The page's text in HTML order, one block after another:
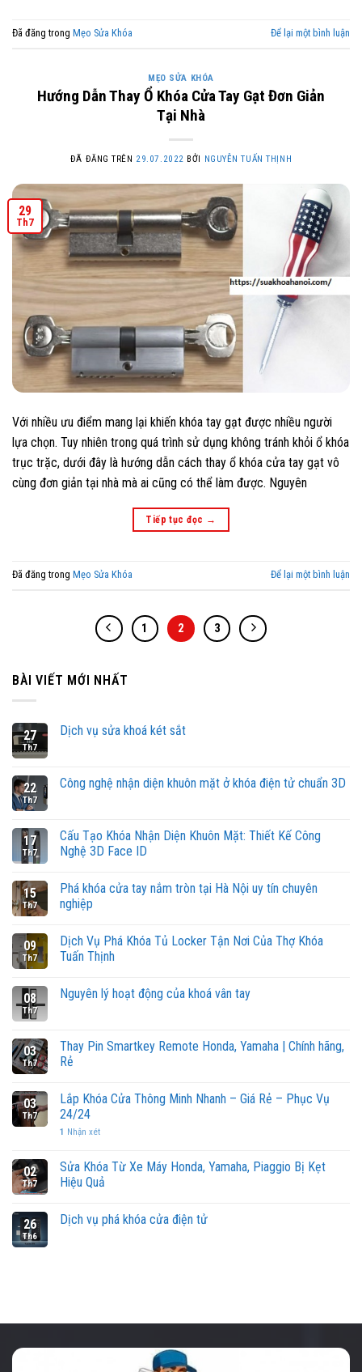
Đã đăng trong Mẹo Sửa Khóa Để lại một bình luận
MẸO SỬA KHÓA
Hướng Dẫn Thay Ổ Khóa Cửa Tay Gạt Đơn Giản
Tại Nhà
ĐÃ ĐĂNG TRÊN 29.07.2022 BỞI NGUYỄN TUẤN THỊNH
29
Th7
Với nhiều ưu điểm mang lại khiến khóa tay gạt được nhiều người
lựa chọn. Tuy nhiên trong quá trình sử dụng không tránh khỏi ổ khóa
trục trặc, dưới đây là hướng dẫn cách thay ổ khóa cửa tay gạt vô
cùng đơn giản tại nhà mà ai cũng có thể làm được. Nguyên
Tiếp tục đọc →
Đã đăng trong Mẹo Sửa Khóa Để lại một bình luận
1 2 3
BÀI VIẾT MỚI NHẤT
27
Th7
Dịch vụ sửa khoá két sắt
22
Th7
Công nghệ nhận diện khuôn mặt ở khóa điện tử chuẩn 3D
17
Th7
Cấu Tạo Khóa Nhận Diện Khuôn Mặt: Thiết Kế Công
Nghệ 3D Face ID
15
Th7
Phá khóa cửa tay nắm tròn tại Hà Nội uy tín chuyên
nghiệp
09
Th7
Dịch Vụ Phá Khóa Tủ Locker Tận Nơi Của Thợ Khóa
Tuấn Thịnh
08
Th7
Nguyên lý hoạt động của khoá vân tay
03
Th7
Thay Pin Smartkey Remote Honda, Yamaha | Chính hãng,
Rẻ
03
Th7
Lắp Khóa Cửa Thông Minh Nhanh – Giá Rẻ – Phục Vụ
24/24
1 Nhận xét
02
Th7
Sửa Khóa Từ Xe Máy Honda, Yamaha, Piaggio Bị Kẹt
Hiệu Quả
26
Th6
Dịch vụ phá khóa cửa điện tử